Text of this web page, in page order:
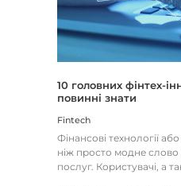
10 головних фінтех-
повинні знати
Fintech
Фінансові технології
ніж просто модне слово
послуг. Користувачі, а